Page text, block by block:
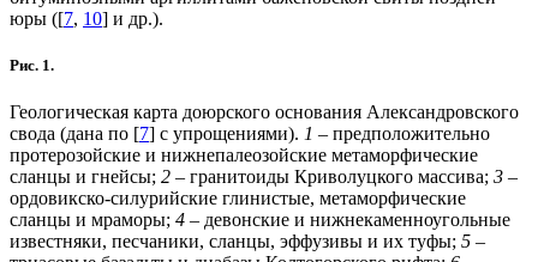
юры ([7, 10] и др.).
Рис. 1.
Геологическая карта доюрского основания Александровского
свода (дана по [7] с упрощениями). 1 – предположительно
протерозойские и нижнепалеозойские метаморфические
сланцы и гнейсы; 2 – гранитоиды Криволуцкого массива; 3 –
ордовикско-силурийские глинистые, метаморфические
сланцы и мраморы; 4 – девонские и нижнекаменноугольные
известняки, песчаники, сланцы, эффузивы и их туфы; 5 –